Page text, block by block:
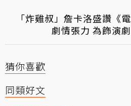
「炸雞叔」詹卡洛盛讚《
劇情張力 為飾演
猜你喜歡
同類好文